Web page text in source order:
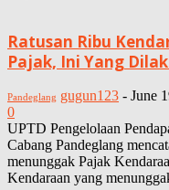
Ratusan Ribu
Pajak, Ini Yang
Pandeglang gugun123 - June
0
UPTD Pengelolaan
Cabang Pandeglang
menunggak Pajak
Kendaraan yang